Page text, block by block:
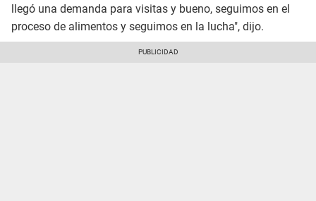
llegó una demanda para visitas y bueno, seguimos en el
proceso de alimentos y seguimos en la lucha", dijo.